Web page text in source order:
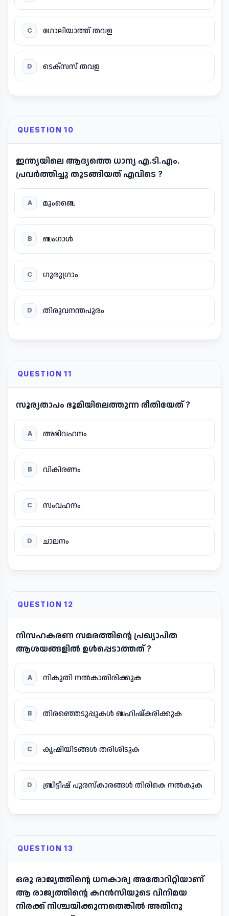
C ഗോലിയാത്ത് തവള
D ടെക്സസ് തവള
QUESTION 10
ഇന്ത്യയിലെ ആദ്യത്തെ ധാന്യ എ.ടി.എം.
പ്രവർത്തിച്ചു തുടങ്ങിയത് എവിടെ ?
A മുംബൈ
B ബംഗാൾ
C ഗുരുഗ്രാം
D തിരുവനന്തപുരം
QUESTION 11
സൂര്യതാപം ഭൂമിയിലെത്തുന്ന രീതിയേത് ?
A അഭിവഹനം
B വികിരണം
C സംവഹനം
D ചാലനം
QUESTION 12
നിസഹകരണ സമരത്തിന്റെ പ്രഖ്യാപിത
ആശയങ്ങളിൽ ഉൾപ്പെടാത്തത് ?
A നികുതി നൽകാതിരിക്കുക
B തിരഞ്ഞെടുപ്പുകൾ ബഹിഷ്കരിക്കുക
C കൃഷിയിടങ്ങൾ തരിശിടുക
D ബ്രിട്ടീഷ് പുരസ്കാരങ്ങൾ തിരികെ നൽകുക
QUESTION 13
ഒരു രാജ്യത്തിന്റെ ധനകാര്യ അതോറിറ്റിയാണ്
ആ രാജ്യത്തിന്റെ കറൻസിയുടെ വിനിമയ
നിരക്ക് നിശ്ചയിക്കുന്നതെങ്കിൽ അതിനു